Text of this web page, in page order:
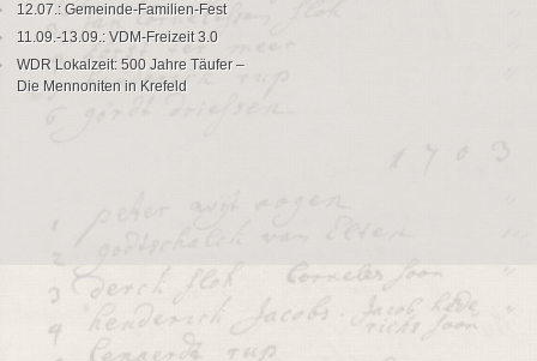
12.07.: Gemeinde-Familien-Fest
11.09.-13.09.: VDM-Freizeit 3.0
WDR Lokalzeit: 500 Jahre Täufer –
Die Mennoniten in Krefeld